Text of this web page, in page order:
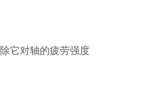
它对轴的疲劳强度